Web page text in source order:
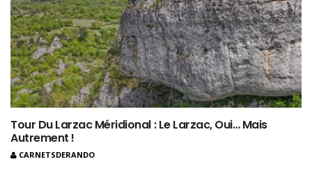
Tour Du Larzac Méridional : Le Larzac, Oui… Mais
Autrement !
CARNETSDERANDO